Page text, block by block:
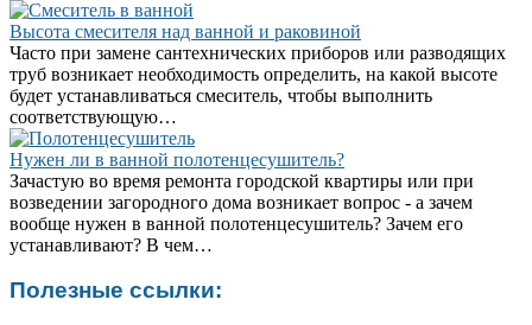
Высота смесителя над ванной и раковиной
Часто при замене сантехнических приборов или разводящих
труб возникает необходимость определить, на какой высоте
будет устанавливаться смеситель, чтобы выполнить
соответствующую…
Нужен ли в ванной полотенцесушитель?
Зачастую во время ремонта городской квартиры или при
возведении загородного дома возникает вопрос - а зачем
вообще нужен в ванной полотенцесушитель? Зачем его
устанавливают? В чем…
Полезные ссылки: